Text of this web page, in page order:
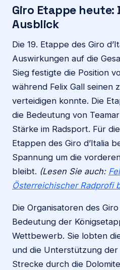
Giro Etappe heute:
Ausblick
Die 19. Etappe des Giro
Auswirkungen auf die
Sieg festigte die Position
während Felix Gall seinen
verteidigen konnte. Die
die Bedeutung von
Stärke im Radsport. Für
Etappen des Giro d’Italia
Spannung um die
bleibt. (Lesen Sie auch:
Österreichischer Radprofi
Die Organisatoren des
Bedeutung der
Wettbewerb. Sie lobten
und die Unterstützung der
Strecke durch die